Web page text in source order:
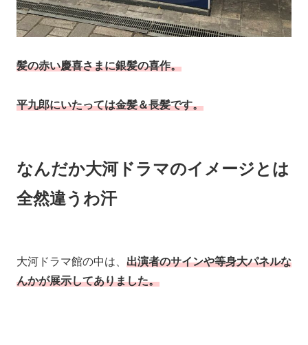
髪の赤い慶喜さまに銀髪の喜作。
平九郎にいたっては金髪＆長髪です。
なんだか大河ドラマのイメージとは
全然違うわ汗
大河ドラマ館の中は、 出演者のサインや等身大パネルな
んかが展示してありました。